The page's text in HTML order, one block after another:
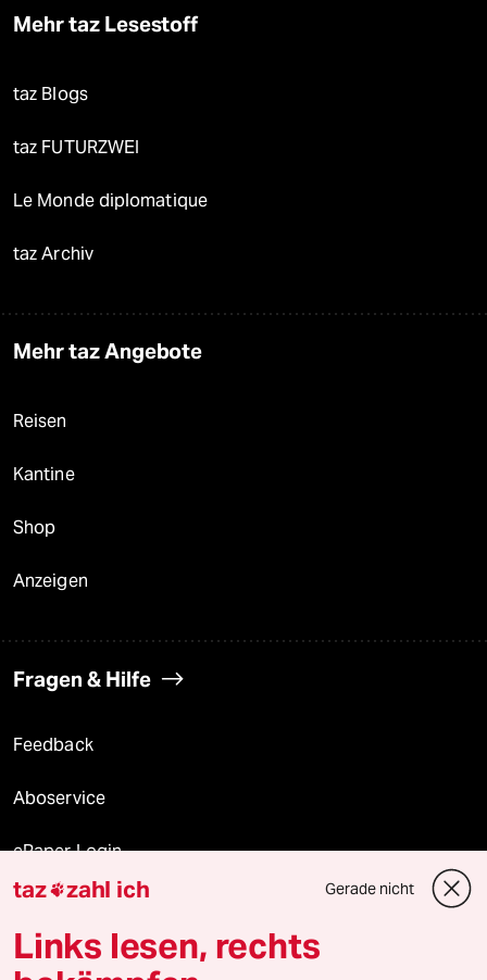
Mehr taz Lesestoff
taz Blogs
taz FUTURZWEI
Le Monde diplomatique
taz Archiv
Mehr taz Angebote
Reisen
Kantine
Shop
Anzeigen
Fragen & Hilfe
Feedback
Aboservice
ePaper Login
Downloads für Abonnierende
taz zahl ich Gerade nicht
Links lesen, rechts